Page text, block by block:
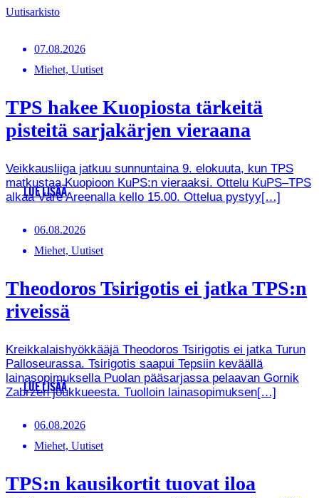
Uutisarkisto
07.08.2026
Miehet, Uutiset
TPS hakee Kuopiosta tärkeitä
pisteitä sarjakärjen vieraana
Veikkausliiga jatkuu sunnuntaina 9. elokuuta, kun TPS
matkustaa Kuopioon KuPS:n vieraaksi. Ottelu KuPS–TPS
alkaa Väre Areenalla kello 15.00. Ottelua pystyy[…]
LUE LISÄÄ
06.08.2026
Miehet, Uutiset
Theodoros Tsirigotis ei jatka TPS:n
riveissä
Kreikkalaishyökkääjä Theodoros Tsirigotis ei jatka Turun
Palloseurassa. Tsirigotis saapui Tepsiin keväällä
lainasopimuksella Puolan pääsarjassa pelaavan Gornik
Zabrzen joukkueesta. Tuolloin lainasopimuksen[…]
LUE LISÄÄ
06.08.2026
Miehet, Uutiset
TPS:n kausikortit tuovat iloa